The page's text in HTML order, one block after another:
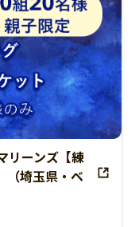
リーンズ【練
（埼玉県・ベ